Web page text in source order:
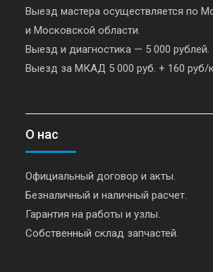
Выезд мастера осуществляется по
и Московской области.
Выезд и диагностика — 5 000 рублей.
Выезд за МКАД 5 000 руб. + 160 руб/
О нас
Официальный договор и акты.
Безналичный и наличный расчет.
Гарантия на работы и узлы.
Собственный склад запчастей.